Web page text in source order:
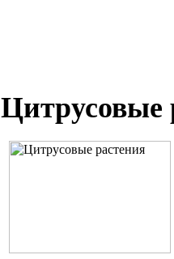
Цитрусовые